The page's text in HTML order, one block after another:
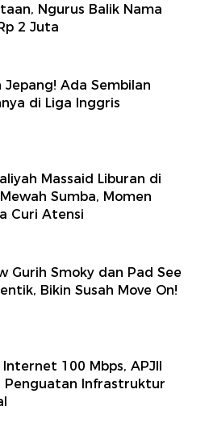
Ngurus Balik Nama
2 Juta
Jepang! Ada Sembilan
di Liga Inggris
Massaid Liburan di
Sumba, Momen
Curi Atensi
Gurih Smoky dan Pad See
Bikin Susah Move On!
Internet 100 Mbps, APJII
Penguatan Infrastruktur